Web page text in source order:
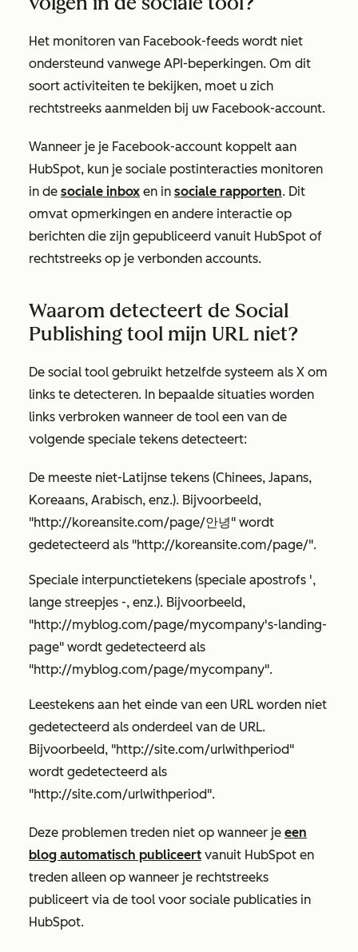
Het monitoren van Facebook-feeds wordt niet
ondersteund vanwege API-beperkingen. Om dit
soort activiteiten te bekijken, moet u zich
rechtstreeks aanmelden bij uw Facebook-account.
Wanneer je je Facebook-account koppelt aan
HubSpot, kun je sociale postinteracties monitoren
in de sociale inbox en in sociale rapporten. Dit
omvat opmerkingen en andere interactie op
berichten die zijn gepubliceerd vanuit HubSpot of
rechtstreeks op je verbonden accounts.
Waarom detecteert de Social
Publishing tool mijn URL niet?
De social tool gebruikt hetzelfde systeem als X om
links te detecteren. In bepaalde situaties worden
links verbroken wanneer de tool een van de
volgende speciale tekens detecteert:
De meeste niet-Latijnse tekens (Chinees, Japans,
Koreaans, Arabisch, enz.). Bijvoorbeeld,
"http://koreansite.com/page/안녕" wordt
gedetecteerd als "http://koreansite.com/page/".
Speciale interpunctietekens (speciale apostrofs ',
lange streepjes -, enz.). Bijvoorbeeld,
"http://myblog.com/page/mycompany's-landing-
page" wordt gedetecteerd als
"http://myblog.com/page/mycompany".
Leestekens aan het einde van een URL worden niet
gedetecteerd als onderdeel van de URL.
Bijvoorbeeld, "http://site.com/urlwithperiod"
wordt gedetecteerd als
"http://site.com/urlwithperiod".
Deze problemen treden niet op wanneer je een
blog automatisch publiceert vanuit HubSpot en
treden alleen op wanneer je rechtstreeks
publiceert via de tool voor sociale publicaties in
HubSpot.